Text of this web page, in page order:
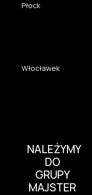
Płock
Włocławek
NALEŻYMY
DO
GRUPY
MAJSTER